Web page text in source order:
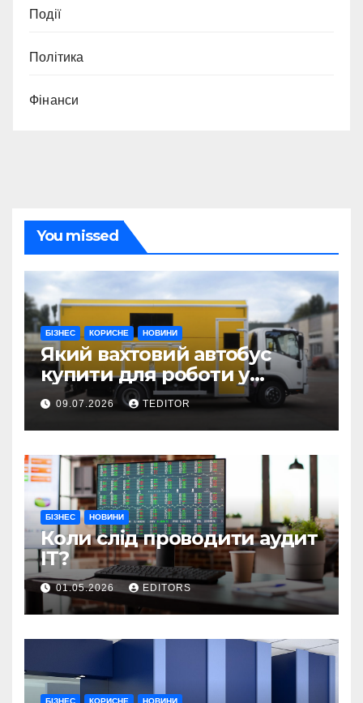
Події
Політика
Фінанси
You missed
БІЗНЕС КОРИСНЕ НОВИНИ
Який вахтовий автобус
купити для роботи у
складних умовах
експлуатації?
09.07.2026 TEDITOR
БІЗНЕС НОВИНИ
Коли слід проводити аудит
ІТ?
01.05.2026 EDITORS
БІЗНЕС КОРИСНЕ НОВИНИ